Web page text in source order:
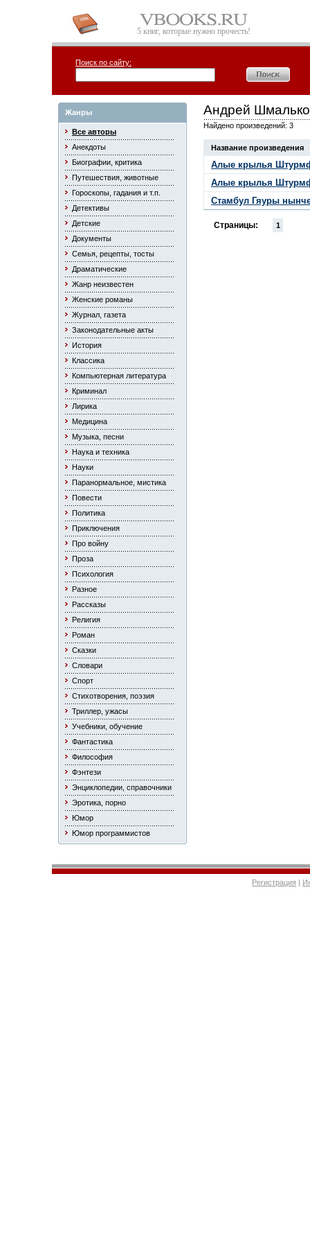
5 книг, которые нужно прочесть!
Поиск по сайту:
Жанры
Все авторы
Анекдоты
Биографии, критика
Путешествия, животные
Гороскопы, гадания и т.п.
Детективы
Детские
Документы
Семья, рецепты, тосты
Драматические
Жанр неизвестен
Женские романы
Журнал, газета
Законодательные акты
История
Классика
Компьютерная литература
Криминал
Лирика
Медицина
Музыка, песни
Наука и техника
Науки
Паранормальное, мистика
Повести
Политика
Приключения
Про войну
Проза
Психология
Разное
Рассказы
Религия
Роман
Сказки
Словари
Спорт
Стихотворения, поэзия
Триллер, ужасы
Учебники, обучение
Фантастика
Философия
Фэнтези
Энциклопедии, справочники
Эротика, порно
Юмор
Юмор программистов
Андрей Шмалько
Найдено произведений: 3
Название произведения
Алые крылья
Алые крылья
Стамбул Гяуры
Страницы: 1
Регистрация |